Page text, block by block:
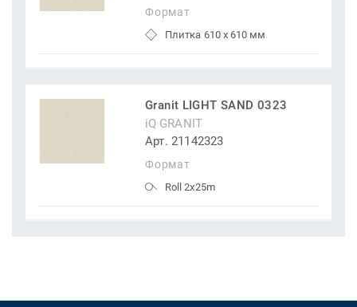
Формат
Плитка 610 x 610 мм
Granit LIGHT SAND 0323
iQ GRANIT
Арт. 21142323
Формат
Roll 2x25m